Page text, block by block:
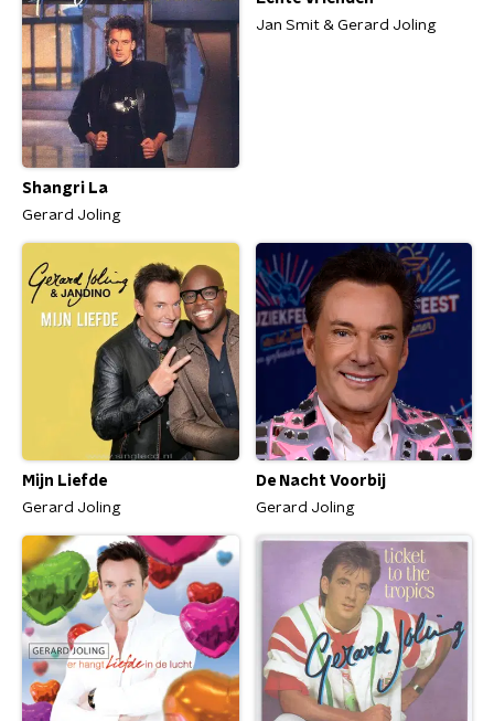
Shangri La
Gerard Joling
Jan Smit & Gerard Joling
Mijn Liefde
Gerard Joling
De Nacht Voorbij
Gerard Joling